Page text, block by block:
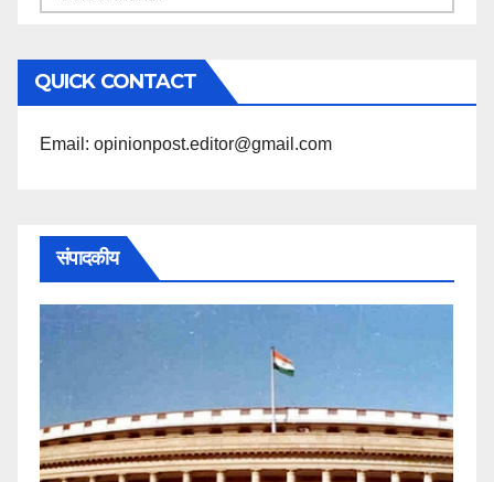
अनुसार
पढ़ें
QUICK CONTACT
Email: opinionpost.editor@gmail.com
संपादकीय